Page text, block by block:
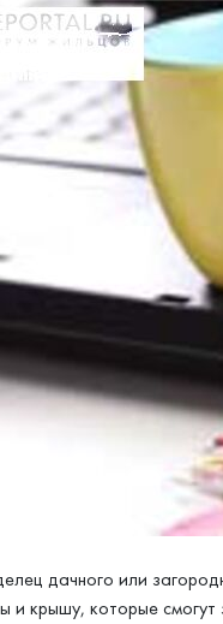
дачного или
и крышу, которые